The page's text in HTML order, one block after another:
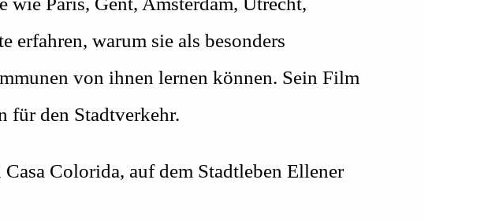
warum sie als besonders
von ihnen lernen können. Sein Film
für den Stadtverkehr.
Colorida, auf dem Stadtleben Ellener